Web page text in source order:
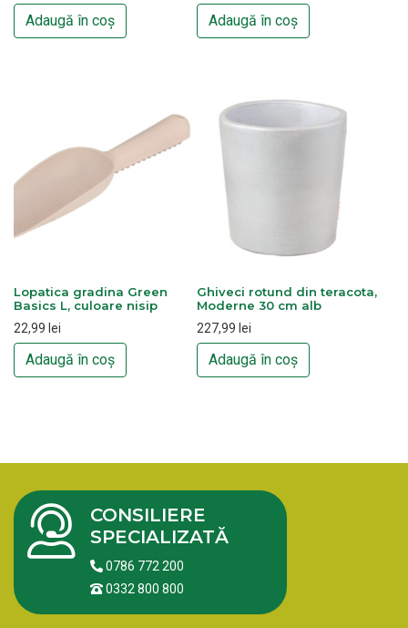
Adaugă în coș Adaugă în coș
Lopatica gradina Green
Basics L, culoare nisip
22,99 lei
Adaugă în coș
Ghiveci rotund din teracota,
Moderne 30 cm alb
227,99 lei
Adaugă în coș
CONSILIERE
SPECIALIZATĂ
0786 772 200
0332 800 800